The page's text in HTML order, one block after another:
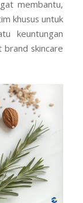
membantu,
khusus untuk
keuntungan
skincare